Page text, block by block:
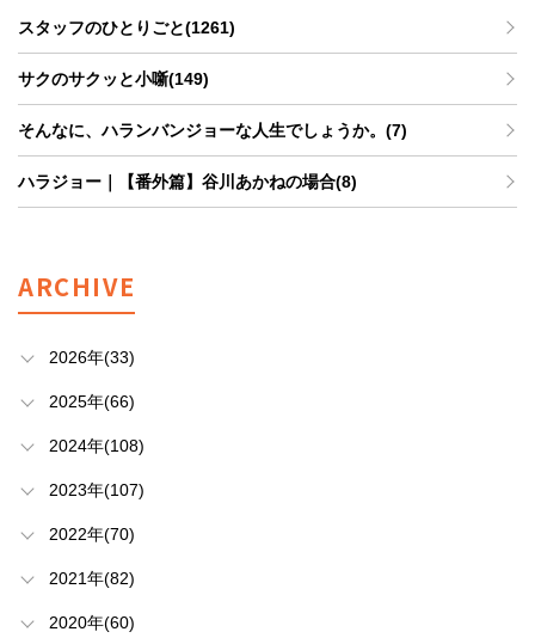
スタッフのひとりごと(1261)
サクのサクッと小噺(149)
そんなに、ハランバンジョーな人生でしょうか。(7)
ハラジョー｜【番外篇】谷川あかねの場合(8)
ARCHIVE
2026年(33)
2025年(66)
2024年(108)
2023年(107)
2022年(70)
2021年(82)
2020年(60)